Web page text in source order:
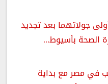
جولاتهما بعد تجديد
الصحة بأسيوط...
في مصر مع بداية